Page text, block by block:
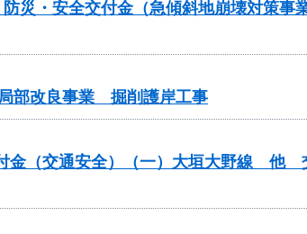
災・安全交付金（急傾斜地崩壊対策事
部改良事業 掘削護岸工事
金（交通安全）（一）大垣大野線 他